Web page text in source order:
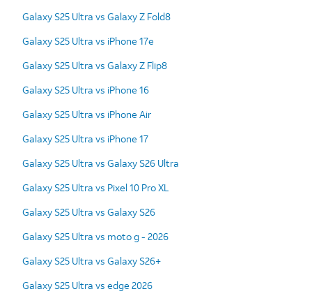
Galaxy S25 Ultra vs Galaxy Z Fold8
Galaxy S25 Ultra vs iPhone 17e
Galaxy S25 Ultra vs Galaxy Z Flip8
Galaxy S25 Ultra vs iPhone 16
Galaxy S25 Ultra vs iPhone Air
Galaxy S25 Ultra vs iPhone 17
Galaxy S25 Ultra vs Galaxy S26 Ultra
Galaxy S25 Ultra vs Pixel 10 Pro XL
Galaxy S25 Ultra vs Galaxy S26
Galaxy S25 Ultra vs moto g - 2026
Galaxy S25 Ultra vs Galaxy S26+
Galaxy S25 Ultra vs edge 2026